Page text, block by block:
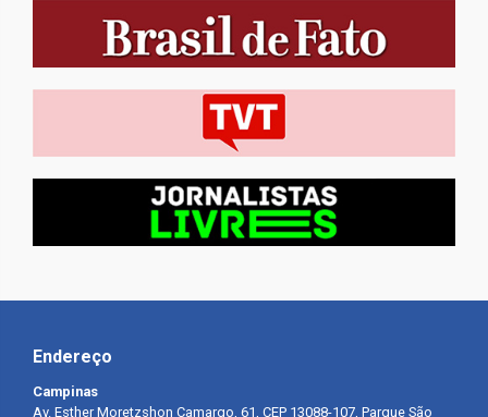
Endereço
Campinas
Av. Esther Moretzshon Camargo, 61, CEP 13088-107, Parque São